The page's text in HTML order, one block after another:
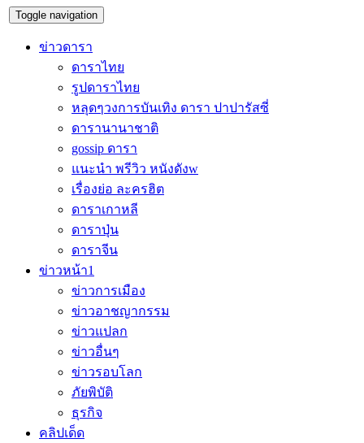
Toggle navigation
ข่าวดารา
ดาราไทย
รูปดาราไทย
หลุดๆวงการบันเทิง ดารา ปาปารัสซี่
ดารานานาชาติ
gossip ดารา
แนะนำ พรีวิว หนังดังw
เรื่องย่อ ละครฮิต
ดาราเกาหลี
ดาราปุ่น
ดาราจีน
ข่าวหน้า1
ข่าวการเมือง
ข่าวอาชญากรรม
ข่าวแปลก
ข่าวอื่นๆ
ข่าวรอบโลก
ภัยพิบัติ
ธุรกิจ
คลิปเด็ด